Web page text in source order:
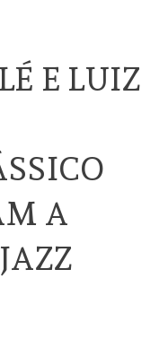
E LUIZ
A